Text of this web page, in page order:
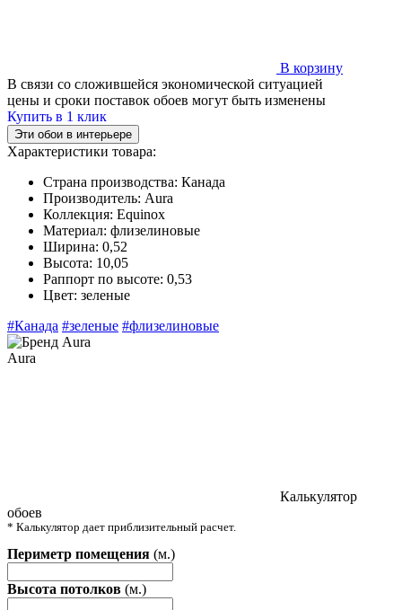
В корзину
В связи со сложившейся экономической ситуацией
цены и сроки поставок обоев могут быть изменены
Купить в 1 клик
Эти обои в интерьере
Характеристики товара:
Страна производства: Канада
Производитель: Aura
Коллекция: Equinox
Материал: флизелиновые
Ширина: 0,52
Высота: 10,05
Раппорт по высоте: 0,53
Цвет: зеленые
#Канада #зеленые #флизелиновые
Aura
Калькулятор
обоев
* Калькулятор дает приблизительный расчет.
Периметр помещения (м.)
Высота потолков (м.)